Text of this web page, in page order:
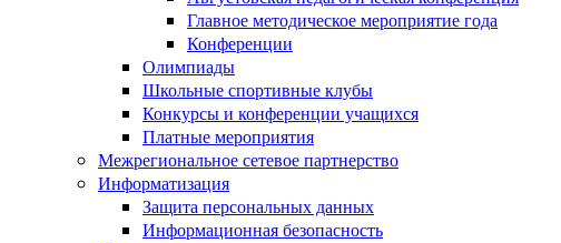
Главное методическое мероприятие года
Конференции
Олимпиады
Школьные спортивные клубы
Конкурсы и конференции учащихся
Платные мероприятия
Межрегиональное сетевое партнерство
Информатизация
Защита персональных данных
Информационная безопасность